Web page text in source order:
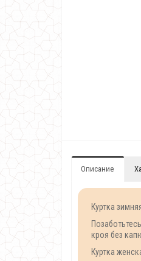
Описание
Куртка
кроя без
Куртка